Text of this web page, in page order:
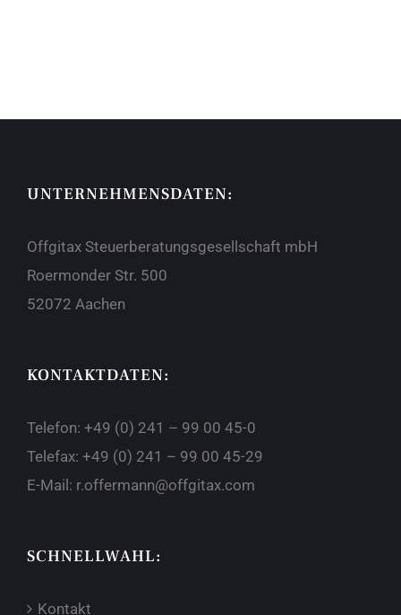
UNTERNEHMENSDATEN:
Offgitax Steuerberatungsgesellschaft mbH
Roermonder Str. 500
52072 Aachen
KONTAKTDATEN:
Telefon: +49 (0) 241 – 99 00 45-0
Telefax: +49 (0) 241 – 99 00 45-29
E-Mail: r.offermann@offgitax.com
SCHNELLWAHL:
Kontakt